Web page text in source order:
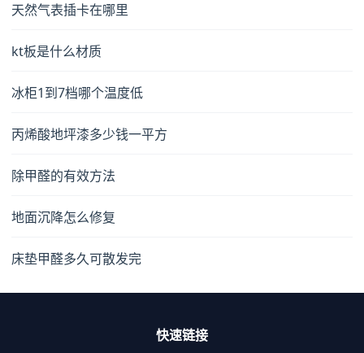
天然气表插卡在哪里
kt板是什么材质
冰柜1到7档哪个温度低
丙烯酸地坪漆多少钱一平方
除甲醛的有效方法
地面沉降怎么修复
床垫甲醛多久可散发完
快速链接